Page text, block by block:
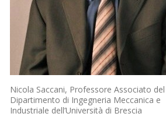
Nicola Saccani, Professore Associato del
Dipartimento di Ingegneria Meccanica e
Industriale dell’Università di Brescia